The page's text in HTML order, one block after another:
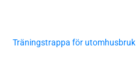
Träningstrappa för utomhusbruk